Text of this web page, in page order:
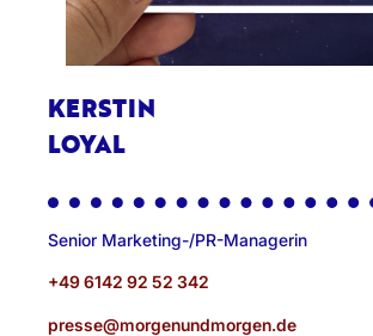
KERSTIN
LOYAL
Senior Marketing-/PR-Managerin
+49 6142 92 52 342
presse@morgenundmorgen.de